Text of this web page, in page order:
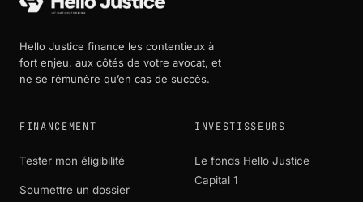
Hello Justice finance les contentieux à
fort enjeu, aux côtés de votre avocat, et
ne se rémunère qu’en cas de succès.
FINANCEMENT
Tester mon éligibilité
Soumettre un dossier
INVESTISSEURS
Le fonds Hello Justice
Capital 1